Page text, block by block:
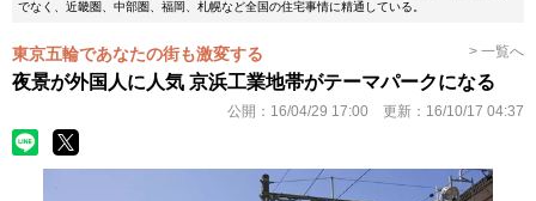
でなく、近畿圏、中部圏、福岡、札幌など全国の住宅事情に精通している。
東京五輪であなたの街も激変する > 一覧へ
夜景が外国人に人気 京浜工業地帯がテーマパークになる
公開： 16/04/29 17:00 更新： 16/10/17 04:37